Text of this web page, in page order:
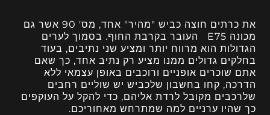
את כרתים חוצה כביש "מהיר" אחד, מס' 90 אשר גם
מכונה E75 העובר בקרבת החוף. בסמוך לערים
הגדולות הוא מרווח יותר ומציע שני נתיבים, בעוד
בחלקים גדולים ממנו מציע רק נתיב אחד, כך שאם
אתם שוכרים אופניים ורוכבים באופן עצמאי ללא
הדרכה, קחו בחשבון שלכביש יש שוליים רחבים
שלרכבים מקובל לרדת אליהם, כדי להקל על העוקפים
כך שהיו ערניים למה שמתרחש מאחוריכם.